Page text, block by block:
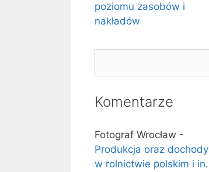
poziomu zasobów i
nakładów
Komentarze
Fotograf Wrocław -
Produkcja oraz dochody
w rolnictwie polskim i in.